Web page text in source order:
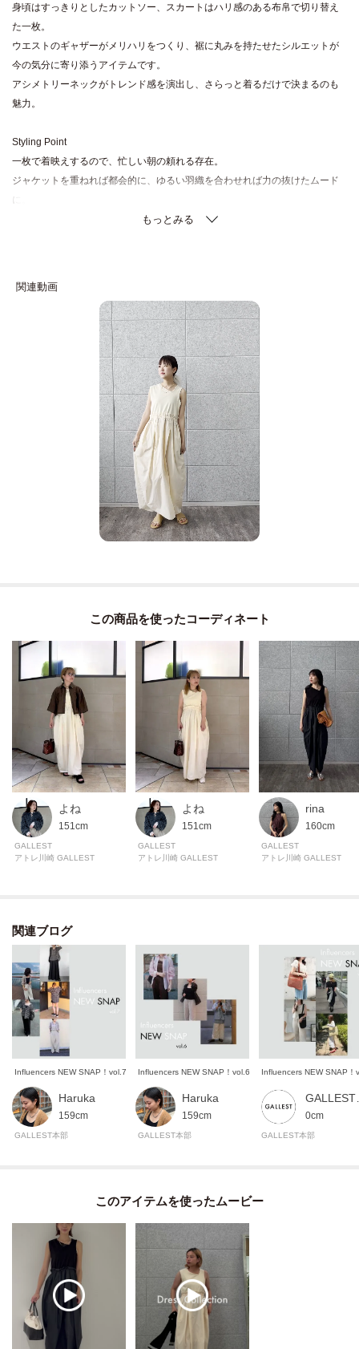
身頃はすっきりとしたカットソー、スカートはハリ感のある布帛で切り替え
た一枚。
ウエストのギャザーがメリハリをつくり、裾に丸みを持たせたシルエットが
今の気分に寄り添うアイテムです。
アシメトリーネックがトレンド感を演出し、さらっと着るだけで決まるのも
魅力。
Styling Point
一枚で着映えするので、忙しい朝の頼れる存在。
ジャケットを重ねれば都会的に、ゆるい羽織を合わせれば力の抜けたムード
に。
小物次第で印象を変えやすく、デイリーからお出かけまで活躍します。
感が動きをプラス。
異素材のコントラストで、シンプルな着こなしにも奥行きが生まれます。
着心地と見映えを両立した仕上がり。
モデル身長：170cm 着用サイズ：38（M）
＊＊＊＊＊＊＊＊＊＊＊＊＊＊＊＊＊＊＊＊＊＊＊＊＊＊＊＊＊
気になるアイテムは【お気に入り登録】がおすすめ！
気になるアイテムのページにある「ハートマーク」をクリックして簡単に追
登録すると、再入荷通知やお値下げ情報をメルマガにてお知らせします。
マイページにてお気に入り一覧もチェックできます。
※照明の関係により、実際よりも色味が違って見える場合があります。ま
た、パソコン・スマートフォンなどの環境により、若干製品と画像のカラー
が異なる場合もございます。
この商品を使った
よね
151cm
GALLEST
アトレ川崎 GALLEST
よね
151cm
GALLEST
アトレ川崎 GALLEST
rina
160cm
GALLEST
アトレ川崎 GALLEST
関連ブログ
Influencers NEW SNAP！vol.7
Haruka
159cm
GALLEST本部
Influencers NEW SNAP！vol.6
Haruka
159cm
GALLEST本部
Influencers NEW SNAP！
0cm
GALLEST本部
このアイテムを使ったムービー